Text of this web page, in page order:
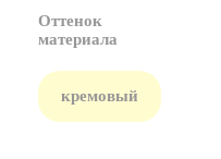
Оттенок
материала
кремовый